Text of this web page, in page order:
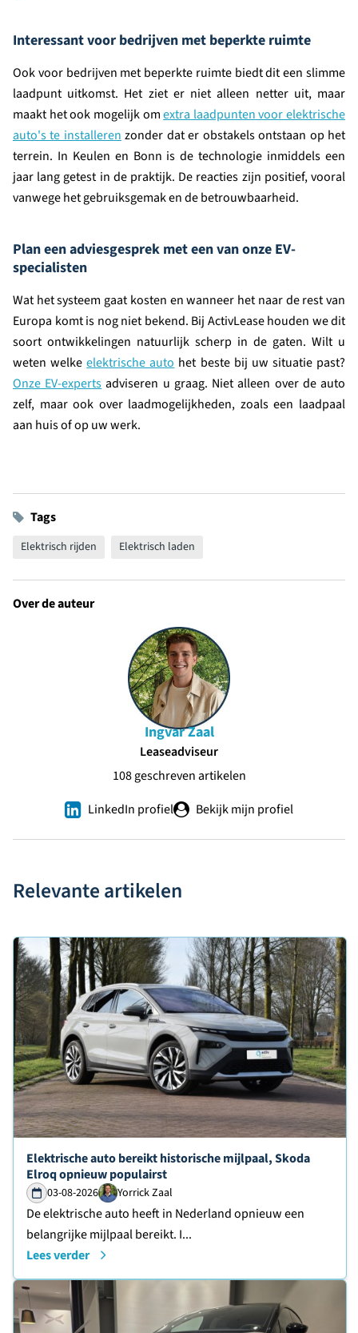
Interessant voor bedrijven met beperkte ruimte
Ook voor bedrijven met beperkte ruimte biedt dit een slimme
laadpunt uitkomst. Het ziet er niet alleen netter uit, maar
maakt het ook mogelijk omextra laadpunten voor elektrische
auto's te installeren zonder dat er obstakels ontstaan op het
terrein. In Keulen en Bonn is de technologie inmiddels een
jaar lang getest in de praktijk. De reacties zijn positief, vooral
vanwege het gebruiksgemak en de betrouwbaarheid.
Plan een adviesgesprek met een van onze EV-
specialisten
Wat het systeem gaat kosten en wanneer het naar de rest van
Europa komt is nog niet bekend. Bij ActivLease houden we dit
soort ontwikkelingen natuurlijk scherp in de gaten. Wilt u
weten welkeelektrische auto het beste bij uw situatie past?
Onze EV-experts adviseren u graag. Niet alleen over de auto
zelf, maar ook over laadmogelijkheden, zoals een laadpaal
aan huis of op uw werk.
Tags
Elektrisch rijden Elektrisch laden
Over de auteur
Ingvar Zaal
Leaseadviseur
108 geschreven artikelen
LinkedIn profiel
Bekijk mijn profiel
Relevante artikelen
Lees verder over
Elektrische auto bereikt historische mijlpaal, Skoda
Elroq opnieuw populairst
03-08-2026 Yorrick Zaal
De elektrische auto heeft in Nederland opnieuw een
belangrijke mijlpaal bereikt. I...
Lees verder